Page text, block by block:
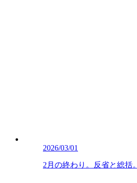
2026/03/01
2月の終わり。反省と総括。